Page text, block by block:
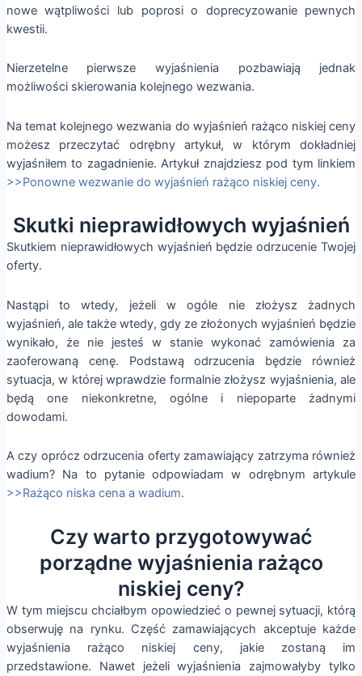
nowe wątpliwości lub poprosi o doprecyzowanie pewnych
kwestii.
Nierzetelne pierwsze wyjaśnienia pozbawiają jednak
możliwości skierowania kolejnego wezwania.
Na temat kolejnego wezwania do wyjaśnień rażąco niskiej ceny
możesz przeczytać odrębny artykuł, w którym dokładniej
wyjaśniłem to zagadnienie. Artykuł znajdziesz pod tym linkiem
>>Ponowne wezwanie do wyjaśnień rażąco niskiej ceny.
Skutki nieprawidłowych wyjaśnień
Skutkiem nieprawidłowych wyjaśnień będzie odrzucenie Twojej
oferty.
Nastąpi to wtedy, jeżeli w ogóle nie złożysz żadnych
wyjaśnień, ale także wtedy, gdy ze złożonych wyjaśnień będzie
wynikało, że nie jesteś w stanie wykonać zamówienia za
zaoferowaną cenę. Podstawą odrzucenia będzie również
sytuacja, w której wprawdzie formalnie złożysz wyjaśnienia, ale
będą one niekonkretne, ogólne i niepoparte żadnymi
dowodami.
A czy oprócz odrzucenia oferty zamawiający zatrzyma również
wadium? Na to pytanie odpowiadam w odrębnym artykule
>>Rażąco niska cena a wadium.
Czy warto przygotowywać
porządne wyjaśnienia rażąco
niskiej ceny?
W tym miejscu chciałbym opowiedzieć o pewnej sytuacji, którą
obserwuję na rynku. Część zamawiających akceptuje każde
wyjaśnienia rażąco niskiej ceny, jakie zostaną im
przedstawione. Nawet jeżeli wyjaśnienia zajmowałyby tylko